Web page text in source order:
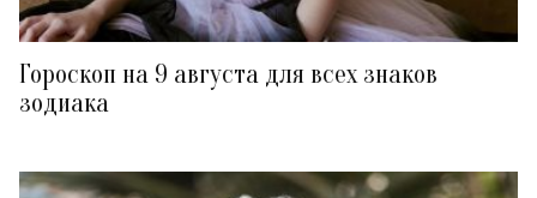
Гороскоп на 9 августа для всех знаков
зодиака